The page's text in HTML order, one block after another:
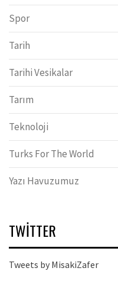
Spor
Tarih
Tarihi Vesikalar
Tarım
Teknoloji
Turks For The World
Yazı Havuzumuz
TWITTER
Tweets by MisakiZafer